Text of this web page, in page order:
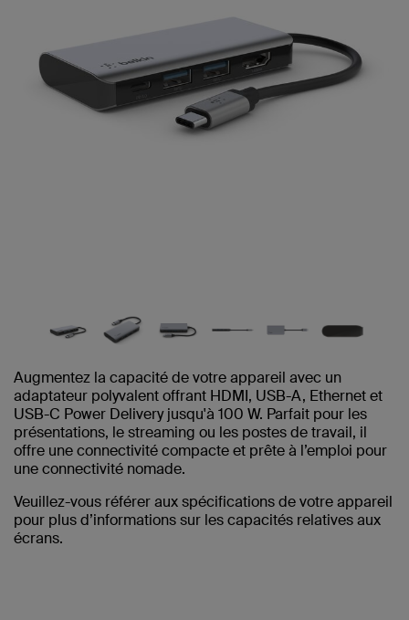
Augmentez la capacité de votre appareil avec un
adaptateur polyvalent offrant HDMI, USB-A, Ethernet et
USB-C Power Delivery jusqu'à 100 W. Parfait pour les
présentations, le streaming ou les postes de travail, il
offre une connectivité compacte et prête à l’emploi pour
une connectivité nomade.
Veuillez-vous référer aux spécifications de votre appareil
pour plus d’informations sur les capacités relatives aux
écrans.